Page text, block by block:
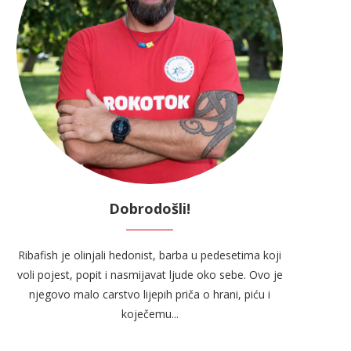
Dobrodošli!
Ribafish je olinjali hedonist, barba u pedesetima koji
voli pojest, popit i nasmijavat ljude oko sebe. Ovo je
njegovo malo carstvo lijepih priča o hrani, piću i
koječemu...